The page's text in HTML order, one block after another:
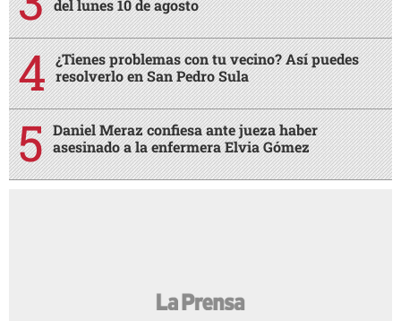
del lunes 10 de agosto
¿Tienes problemas con tu vecino? Así puedes
resolverlo en San Pedro Sula
Daniel Meraz confiesa ante jueza haber
asesinado a la enfermera Elvia Gómez